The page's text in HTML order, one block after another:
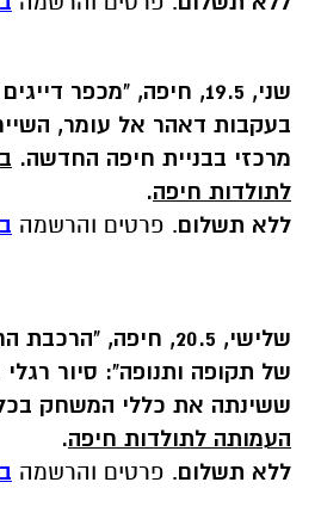
שני, 19.5, חיפה, "מכפר דייגים לעיר":
בעקבות דאהר אל עומר,
מרכזי בבניית חיפה החדשה.
לתולדות חיפה.
ללא תשלום. פרטים והרשמה
שלישי, 20.5, חיפה,
של תקופה ותנופה": סיור
ששינתה את כללי המשחק
העמותה לתולדות חיפה.
ללא תשלום. פרטים והרשמה